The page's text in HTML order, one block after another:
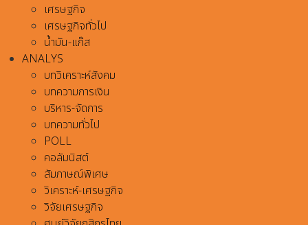
เศรษฐกิจ
เศรษฐกิจทั่วไป
น้ำมัน-แก๊ส
ANALYS
บทวิเคราะห์สังคม
บทความการเงิน
บริหาร-จัดการ
บทความทั่วไป
POLL
คอลัมนิสต์
สัมภาษณ์พิเศษ
วิเคราะห์-เศรษฐกิจ
วิจัยเศรษฐกิจ